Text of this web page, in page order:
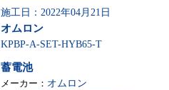
施工日：2022年04月21日
オムロン
KPBP-A-SET-HYB65-T
蓄電池
メーカー： オムロン